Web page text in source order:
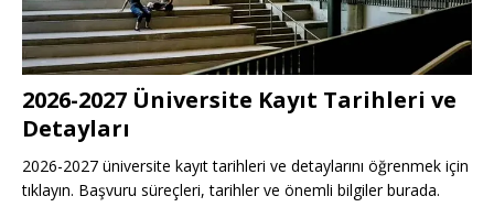
2026-2027 Üniversite Kayıt Tarihleri ve
Detayları
2026-2027 üniversite kayıt tarihleri ve detaylarını öğrenmek için
tıklayın. Başvuru süreçleri, tarihler ve önemli bilgiler burada.